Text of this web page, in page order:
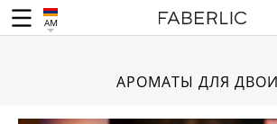
AM
АРОМАТЫ ДЛЯ